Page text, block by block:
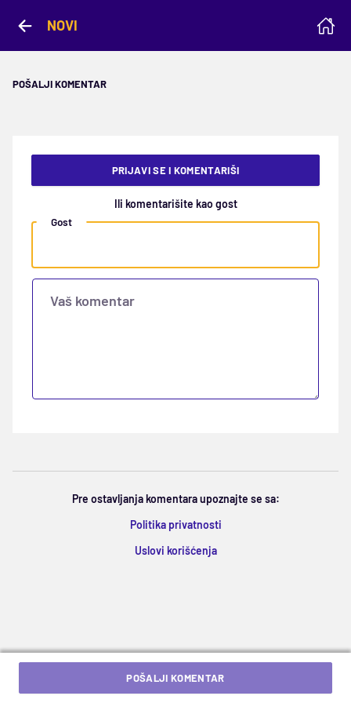
NOVI
POŠALJI KOMENTAR
PRIJAVI SE I KOMENTARIŠI
Ili komentarišite kao gost
Gost
Vaš komentar
Pre ostavljanja komentara upoznajte se sa:
Politika privatnosti
Uslovi korišćenja
POŠALJI KOMENTAR